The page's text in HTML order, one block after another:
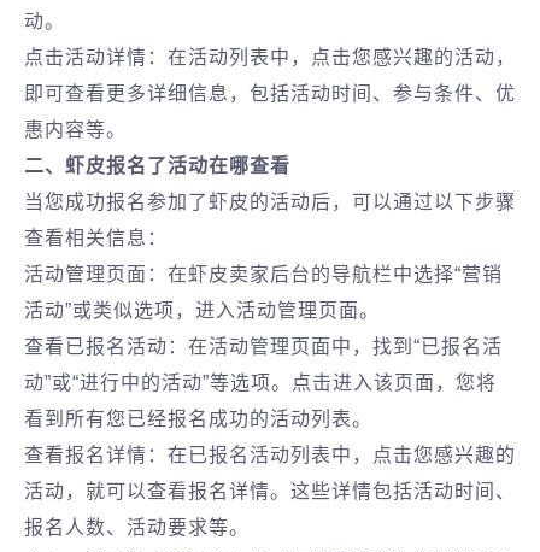
动。
点击活动详情：在活动列表中，点击您感兴趣的活动，
即可查看更多详细信息，包括活动时间、参与条件、优
惠内容等。
二、虾皮报名了活动在哪查看
当您成功报名参加了虾皮的活动后，可以通过以下步骤
查看相关信息：
活动管理页面：在虾皮卖家后台的导航栏中选择“营销
活动”或类似选项，进入活动管理页面。
查看已报名活动：在活动管理页面中，找到“已报名活
动”或“进行中的活动”等选项。点击进入该页面，您将
看到所有您已经报名成功的活动列表。
查看报名详情：在已报名活动列表中，点击您感兴趣的
活动，就可以查看报名详情。这些详情包括活动时间、
报名人数、活动要求等。